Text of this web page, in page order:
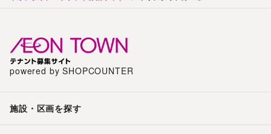
powered by SHOPCOUNTER
施設・区画を探す